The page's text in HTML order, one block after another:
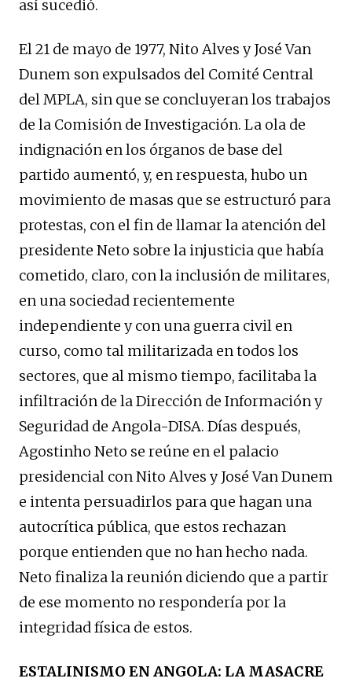
así sucedió.
El 21 de mayo de 1977, Nito Alves y José Van
Dunem son expulsados ​​del Comité Central
del MPLA, sin que se concluyeran los trabajos
de la Comisión de Investigación. La ola de
indignación en los órganos de base del
partido aumentó, y, en respuesta, hubo un
movimiento de masas que se estructuró para
protestas, con el fin de llamar la atención del
presidente Neto sobre la injusticia que había
cometido, claro, con la inclusión de militares,
en una sociedad recientemente
independiente y con una guerra civil en
curso, como tal militarizada en todos los
sectores, que al mismo tiempo, facilitaba la
infiltración de la Dirección de Información y
Seguridad de Angola-DISA. Días después,
Agostinho Neto se reúne en el palacio
presidencial con Nito Alves y José Van Dunem
e intenta persuadirlos para que hagan una
autocrítica pública, que estos rechazan
porque entienden que no han hecho nada.
Neto finaliza la reunión diciendo que a partir
de ese momento no respondería por la
integridad física de estos.
ESTALINISMO EN ANGOLA: LA MASACRE